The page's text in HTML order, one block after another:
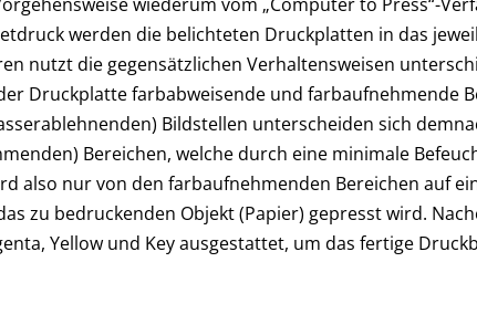
werden die belichteten Druckplatten in das
nutzt die gegensätzlichen Verhaltensweisen
Druckplatte farbabweisende und farbaufnehmende
Bildstellen unterscheiden sich
Bereichen, welche durch eine minimale
also nur von den farbaufnehmenden Bereichen auf
zu bedruckenden Objekt (Papier) gepresst wird.
Yellow und Key ausgestattet, um das fertige